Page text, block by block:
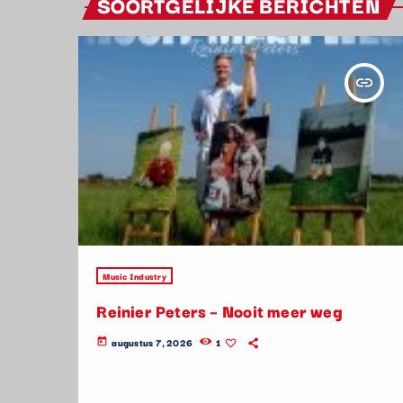
insert_link
Music Industry
Reinier Peters – Nooit meer weg
today augustus 7, 2026 1